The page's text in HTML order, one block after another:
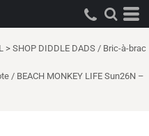
> SHOP DIDDLE DADS / Bric-à-brac
/ BEACH MONKEY LIFE Sun26N –